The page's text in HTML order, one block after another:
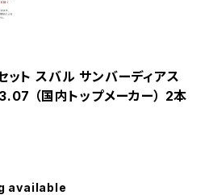
ット スバル サンバーディアス
（国内トップメーカー） 2本
available